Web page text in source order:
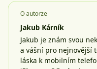
O autorze
Jakub Kárník
Jakub je znám svou
a vášní pro nejnovější
láska k mobilním